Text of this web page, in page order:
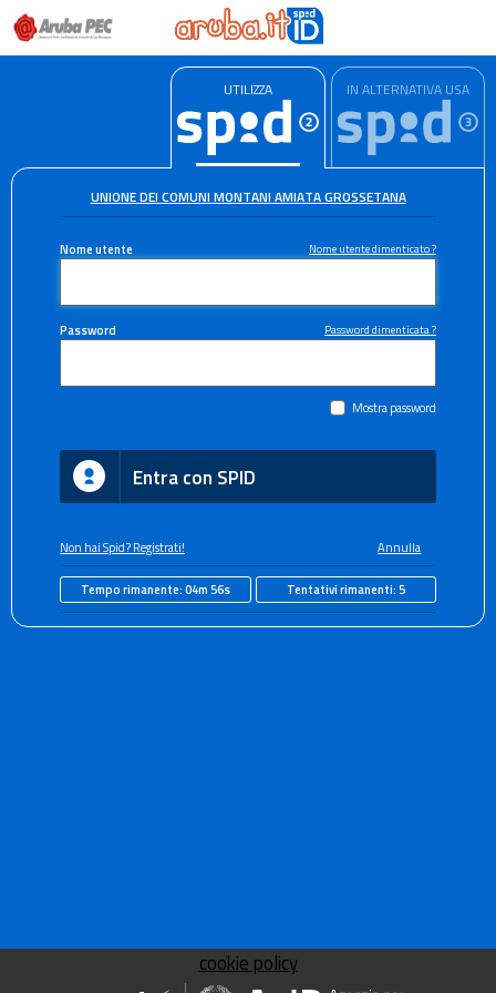
UTILIZZA IN ALTERNATIVA USA
UNIONE DEI COMUNI MONTANI AMIATA GROSSETANA
Nome utente Nome utente dimenticato ?
Password Password dimenticata ?
Mostra password
Entra con SPID
Non hai Spid? Registrati! Annulla
Tempo rimanente:04m 56s Tentativi rimanenti:5
cookie policy